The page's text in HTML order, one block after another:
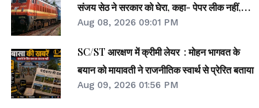
संजय सेठ ने सरकार को घेरा, कहा- पेपर लीक नहीं,
सीटों की हुई बिक्री
Aug 08, 2026 09:01 PM
SC/ST आरक्षण में क्रीमी लेयर : मोहन भागवत के
बयान को मायावती ने राजनीतिक स्वार्थ से प्रेरित बताया
Aug 09, 2026 01:56 PM